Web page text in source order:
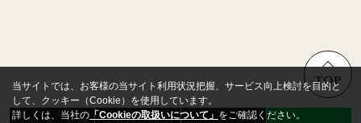
TOP
当サイトでは、お客様の当サイト利用状況把握、サービス向上検討を目的と
して、クッキー（Cookie）を使用しています。
詳しくは、当社の 「Cookieの取扱いについて」 をご確認ください。